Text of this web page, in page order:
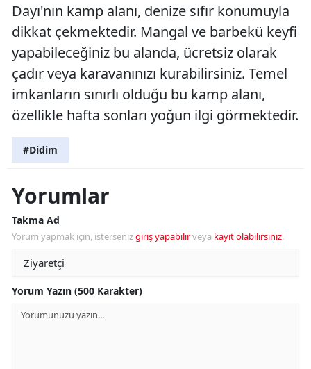
Dayı'nın kamp alanı, denize sıfır konumuyla
dikkat çekmektedir. Mangal ve barbekü keyfi
yapabileceğiniz bu alanda, ücretsiz olarak
çadır veya karavanınızı kurabilirsiniz. Temel
imkanların sınırlı olduğu bu kamp alanı,
özellikle hafta sonları yoğun ilgi görmektedir.
#Didim
Yorumlar
Takma Ad
Yorum yapmak için, istersenizgiriş yapabilirveya kayıt olabilirsiniz.
Yorum Yazın (500 Karakter)